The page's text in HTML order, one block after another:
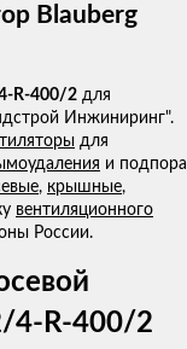
Blauberg
R-400/2 для
Инжиниринг".
для
и подпора
, крышные,
вентиляционного
России.
4-R-400/2